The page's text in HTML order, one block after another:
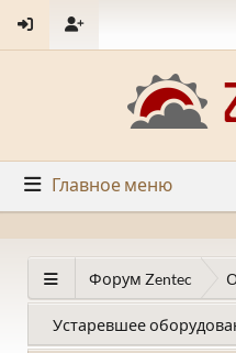
Главное меню
Форум Zentec
Устаревшее